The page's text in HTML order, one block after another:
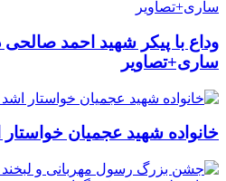
وداع با پیکر شهید احمد
ساری+تصاویر
خانواده شهید عجمیان